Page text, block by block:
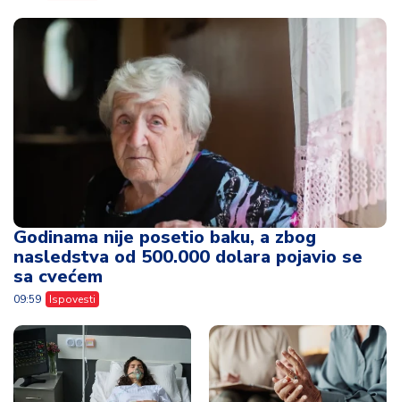
Godinama nije posetio baku, a zbog
nasledstva od 500.000 dolara pojavio se
sa cvećem
09:59 Ispovesti